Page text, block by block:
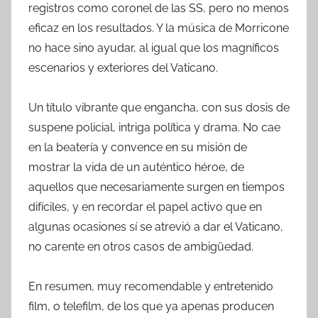
registros como coronel de las SS, pero no menos
eficaz en los resultados. Y la música de Morricone
no hace sino ayudar, al igual que los magníficos
escenarios y exteriores del Vaticano.
Un título vibrante que engancha, con sus dosis de
suspene policial, intriga política y drama. No cae
en la beatería y convence en su misión de
mostrar la vida de un auténtico héroe, de
aquellos que necesariamente surgen en tiempos
difíciles, y en recordar el papel activo que en
algunas ocasiones sí se atrevió a dar el Vaticano,
no carente en otros casos de ambigüedad.
En resumen, muy recomendable y entretenido
film, o telefilm, de los que ya apenas producen